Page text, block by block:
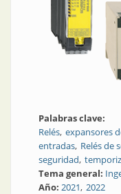
Palabras clave:
Relés expansores
entradas Relés de
seguridad
Tema general:
Año: 2021 2022